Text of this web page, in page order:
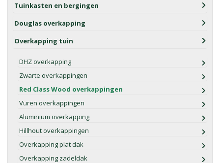
Tuinkasten en bergingen
Douglas overkapping
Overkapping tuin
DHZ overkapping
Zwarte overkappingen
Red Class Wood overkappingen
Vuren overkappingen
Aluminium overkapping
Hillhout overkappingen
Overkapping plat dak
Overkapping zadeldak